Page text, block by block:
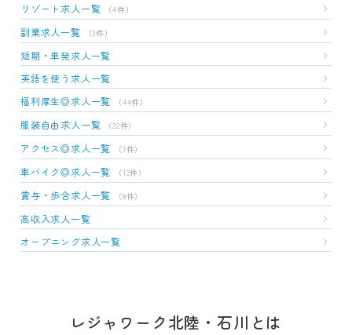
リゾート求人一覧 （4件）
副業求人一覧 （3件）
短期・単発求人一覧
英語を使う求人一覧
福利厚生◎求人一覧
（44件）
服装自由求人一覧 （32件）
アクセス◎求人一覧 （7件）
車バイク◎求人一覧 （12件）
賞与・歩合求人一覧 （8件）
高収入求人一覧
オープニング求人一覧
レジャワーク北陸・石川とは